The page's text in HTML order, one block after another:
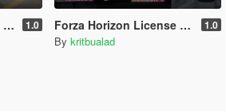
1.0 Forza Horizon License Plate 1.0
By kritbualad